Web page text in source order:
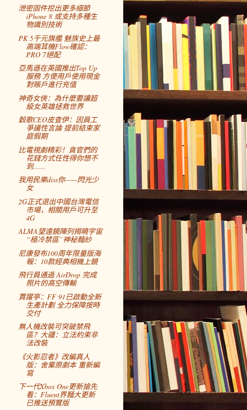
泄密固件挖出更多細節
iPhone 8 或支持多種生
物識別技術
PK 5千元旗艦 魅族史上最
高端耳機Flow確認：
PRO 7絕配
亞馬遜在英國推出Top Up
服務 方便用戶使用現金
對賬戶進行充值
神奇女俠：為什麼要讓超
級女英雄拯救世界
穀歌CEO皮查伊：因員工
爭議性言論 提前結束家
庭假期
比電視劇精彩！貪官們的
花錢方式任性得你想不
到......
我用民樂diss你——閃光少
女
2G正式退出中國台灣電信
市場，相關用戶可升至
4G
ALMA望遠鏡陣列揭曉宇宙
“極冷禁區”神秘麵紗
尼康發布100周年限量版海
報：10款經典相機上鏡
飛行員通過 AirDrop 完成
照片的高空傳輸
賈躍亭：FF 91已啟動全新
生產計劃 全力保障按時
交付
無人機改裝可突破禁飛
區？大疆：立法約束非
法改裝
《火影忍者》改編真人
版：舍棄原劇本 重新編
寫
下一代Xbox One更新搶先
看：Fluent界麵大更新
已推送預覽版